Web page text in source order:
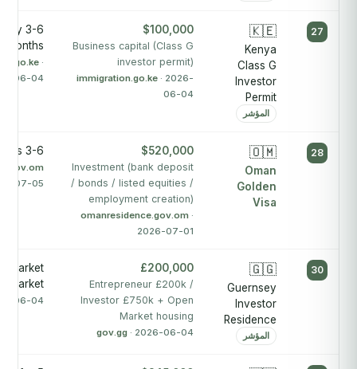
27
🇰🇪
Kenya
Class G
Investor
Permit
المؤشر
$100,000
Business capital (Class G
investor permit)
immigration.go.ke · 2026-
06-04
3-6
months
·
06-04
28
🇴🇲
Oman
Golden
Visa
$520,000
Investment (bank deposit
/ bonds / listed equities /
employment creation)
omanresidence.gov.om ·
2026-07-01
3-6 weeks
07-05
30
🇬🇬
Guernsey
Investor
Residence
المؤشر
£200,000
Entrepreneur £200k /
Investor £750k + Open
Market housing
gov.gg · 2026-06-04
market
Market
06-04